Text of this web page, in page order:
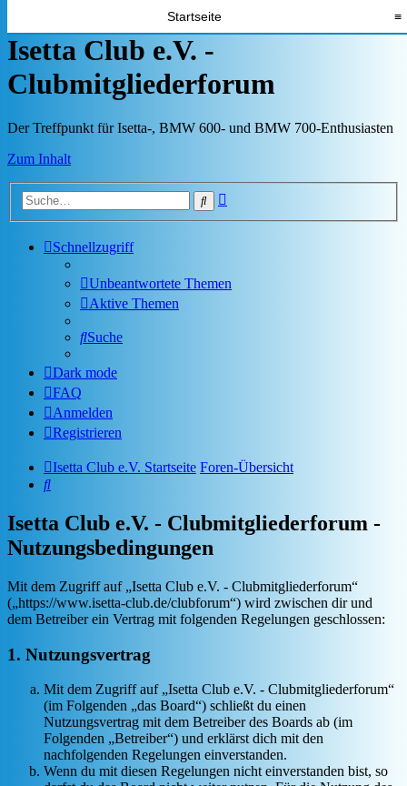
Startseite ≡
Isetta Club e.V. -
Clubmitgliederforum
Der Treffpunkt für Isetta-, BMW 600- und BMW 700-Enthusiasten
Zum Inhalt
Suche
Schnellzugriff
Unbeantwortete Themen
Aktive Themen
Suche
Dark mode
FAQ
Anmelden
Registrieren
Isetta Club e.V. Startseite Foren-Übersicht
Suche
Isetta Club e.V. - Clubmitgliederforum -
Nutzungsbedingungen
Mit dem Zugriff auf „Isetta Club e.V. - Clubmitgliederforum“
(„https://www.isetta-club.de/clubforum“) wird zwischen dir und
dem Betreiber ein Vertrag mit folgenden Regelungen geschlossen:
1. Nutzungsvertrag
Mit dem Zugriff auf „Isetta Club e.V. - Clubmitgliederforum“
(im Folgenden „das Board“) schließt du einen
Nutzungsvertrag mit dem Betreiber des Boards ab (im
Folgenden „Betreiber“) und erklärst dich mit den
nachfolgenden Regelungen einverstanden.
Wenn du mit diesen Regelungen nicht einverstanden bist, so